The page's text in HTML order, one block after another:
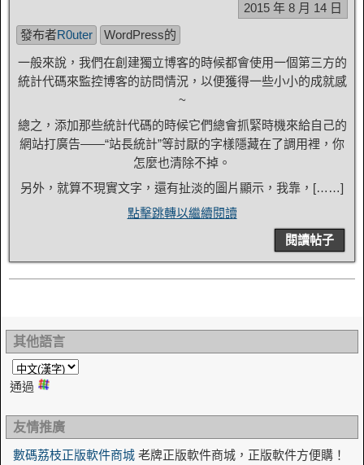
2015 年 8 月 14 日
發布者R0uter
WordPress的
一般來說，我們在創建獨立博客的時候都會使用一個第三方的
統計代碼來監控博客的訪問情況，以便獲得一些小小的成就感
~
總之，添加那些統計代碼的時候它們總會抓緊時機來給自己的
網站打廣告——“站長統計”等討厭的字樣隱藏在了調用裡，你
怎麼也清除不掉。
另外，就算不現實文字，還有扯淡的圖片顯示，我靠，[……]
點擊跳轉以繼續閱讀
閱讀帖子
其他語言
通過
友情推廣
數碼荔枝正版軟件商城 老牌正版軟件商城，正版軟件方便購！